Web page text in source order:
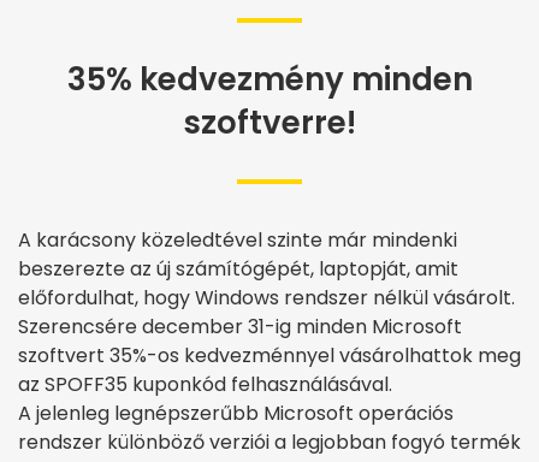
35% kedvezmény minden
szoftverre!
A karácsony közeledtével szinte már mindenki
beszerezte az új számítógépét, laptopját, amit
előfordulhat, hogy Windows rendszer nélkül vásárolt.
Szerencsére december 31-ig minden Microsoft
szoftvert 35%-os kedvezménnyel vásárolhattok meg
az SPOFF35 kuponkód felhasználásával.
A jelenleg legnépszerűbb Microsoft operációs
rendszer különböző verziói a legjobban fogyó termék